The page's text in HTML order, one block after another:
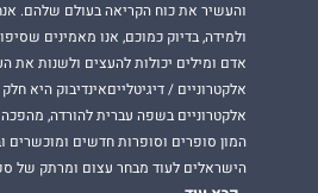
והעשיר את כוח הקריאה בעולם שלהם.
ולמידה, בדיוק כמוכם, אנו מאמינים
אדם ומילים יכולות להעצים ולשנות את
אלקטרוניים / דיגיטלייםאינדיבוק היא
אלקטרוניים בשפה עברית להורדה,
המון סופרים וסופרות חדשים
הישראלים לעוד מבחר עצום ומרתק של